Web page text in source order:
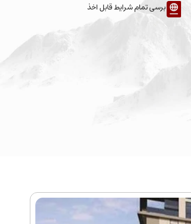
برسی تمام شرایط قابل اخذ